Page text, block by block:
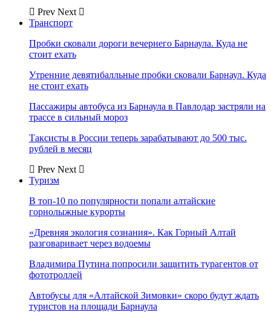
Prev Next
Транспорт
Пробки сковали дороги вечернего Барнаула. Куда не
стоит ехать
Утренние девятибалльные пробки сковали Барнаул. Куда
не стоит ехать
Пассажиры автобуса из Барнаула в Павлодар застряли на
трассе в сильный мороз
Таксисты в России теперь зарабатывают до 500 тыс.
рублей в месяц
Prev Next
Туризм
В топ-10 по популярности попали алтайские
горнолыжные курорты
«Древняя экология сознания». Как Горный Алтай
разговаривает через водоемы
Владимира Путина попросили защитить турагентов от
фототроллей
Автобусы для «Алтайской Зимовки» скоро будут ждать
туристов на площади Барнаула